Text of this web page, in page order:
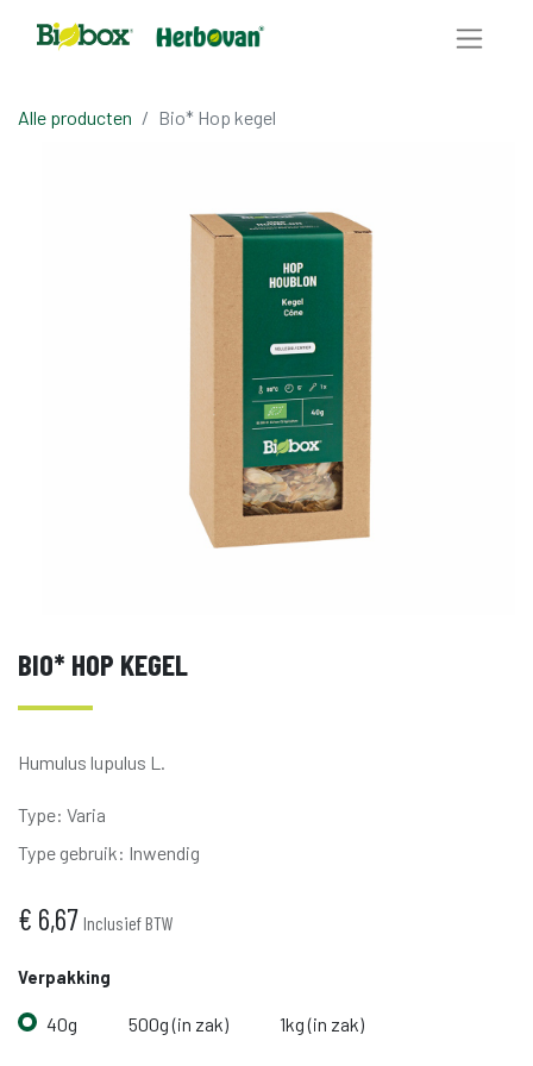
Alle producten Bio* Hop kegel
BIO* HOP KEGEL
Humulus lupulus L.
Type: Varia
Type gebruik: Inwendig
€ 6,67 Inclusief BTW
Verpakking
40g 500g (in zak) 1kg (in zak)